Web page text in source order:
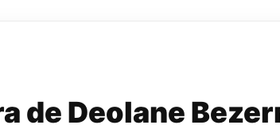
de Deolane